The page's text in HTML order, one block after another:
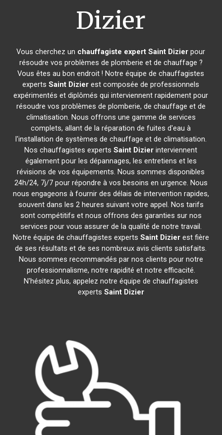
Dizier
Vous cherchez un chauffagiste expert Saint Dizier pour
résoudre vos problèmes de plomberie et de chauffage ?
Vous êtes au bon endroit ! Notre équipe de chauffagistes
expertsSaint Dizier est composée de professionnels
expérimentés et diplômés qui interviennent rapidement pour
résoudre vos problèmes de plomberie, de chauffage et de
climatisation. Nous offrons une gamme de services
complets, allant de la réparation de fuites d'eau à
l'installation de systèmes de chauffage et de climatisation.
Nos chauffagistes expertsSaint Dizier interviennent
également pour les dépannages, les entretiens et les
révisions de vos équipements. Nous sommes disponibles
24h/24, 7j/7 pour répondre à vos besoins en urgence. Nous
nous engageons à fournir des délais de intervention rapides,
souvent dans les 2 heures suivant votre appel. Nos tarifs
sont compétitifs et nous offrons des garanties sur nos
services pour vous assurer de la qualité de notre travail.
Notre équipe de chauffagistes experts Saint Dizierest fière
de ses résultats et de ses nombreux avis clients satisfaits.
Nous sommes recommandés par nos clients pour notre
professionnalisme, notre rapidité et notre efficacité.
N'hésitez plus, appelez notre équipe de chauffagistes
experts Saint Dizier